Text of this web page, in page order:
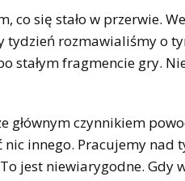
co się stało w przerwie.
tydzień rozmawialiśmy o
stałym fragmencie gry.
głównym czynnikiem
nic innego. Pracujemy nad
jest niewiarygodne. Gdy